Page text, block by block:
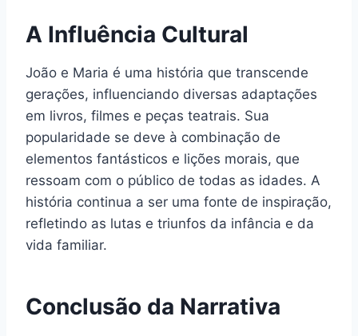
A Influência Cultural
João e Maria é uma história que transcende
gerações, influenciando diversas adaptações
em livros, filmes e peças teatrais. Sua
popularidade se deve à combinação de
elementos fantásticos e lições morais, que
ressoam com o público de todas as idades. A
história continua a ser uma fonte de inspiração,
refletindo as lutas e triunfos da infância e da
vida familiar.
Conclusão da Narrativa